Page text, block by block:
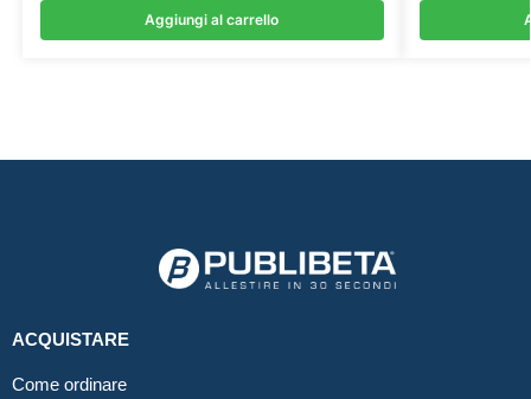
Aggiungi al carrello
ACQUISTARE
Come ordinare